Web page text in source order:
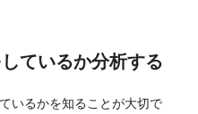
ているか分析する
いるかを知ることが大切で